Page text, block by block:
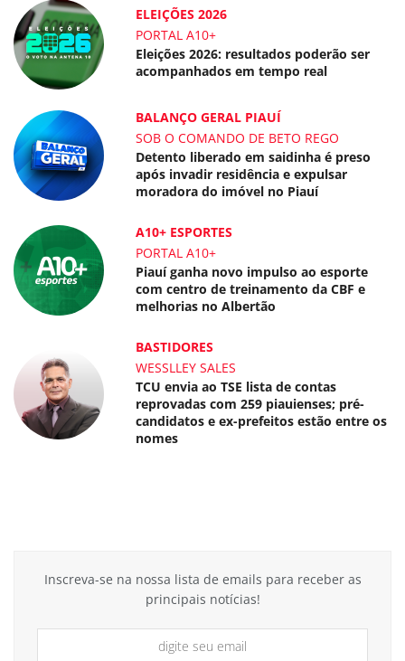
ELEIÇÕES 2026
PORTAL A10+
Eleições 2026: resultados poderão ser
acompanhados em tempo real
BALANÇO GERAL PIAUÍ
SOB O COMANDO DE BETO REGO
Detento liberado em saidinha é preso
após invadir residência e expulsar
moradora do imóvel no Piauí
A10+ ESPORTES
PORTAL A10+
Piauí ganha novo impulso ao esporte
com centro de treinamento da CBF e
melhorias no Albertão
BASTIDORES
WESSLLEY SALES
TCU envia ao TSE lista de contas
reprovadas com 259 piauienses; pré-
candidatos e ex-prefeitos estão entre os
nomes
Inscreva-se na nossa lista de emails para receber as
principais notícias!